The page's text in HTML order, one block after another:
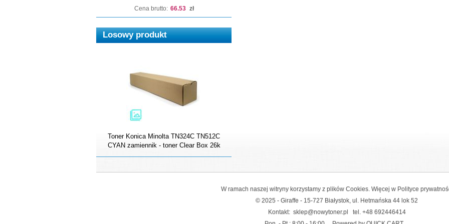
Cena brutto: 66.53 zł
Losowy produkt
Toner Konica Minolta TN324C TN512C
CYAN zamiennik - toner Clear Box 26k
W ramach naszej witryny korzystamy z plików Cookies. Więcej w Polityce
© 2025 - Giraffe - 15-727 Białystok, ul. Hetmańska 44 lok 52
Kontakt: sklep@nowytoner.pl tel. +48 692446414